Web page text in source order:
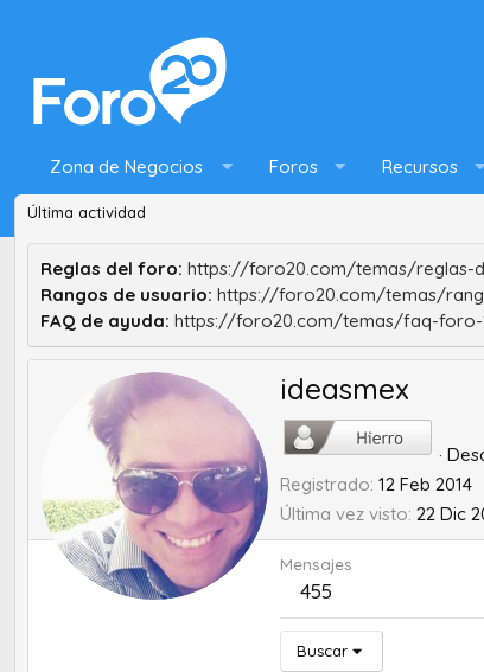
Zona de Negocios Foros Recursos
Última actividad
Reglas del foro: https://foro20.com/temas/reglas-
Rangos de usuario: https://foro20.com/temas/
FAQ de ayuda: https://foro20.com/temas/faq-foro-
ideasmex
·
Registrado 12 Feb 2014
Última vez visto 22 Dic
Mensajes
455
Buscar